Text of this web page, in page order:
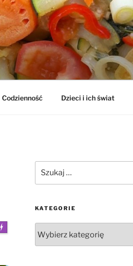
Codzienność Dzieci i ich świat
Made with FLARE
More Info
KATEGORIE